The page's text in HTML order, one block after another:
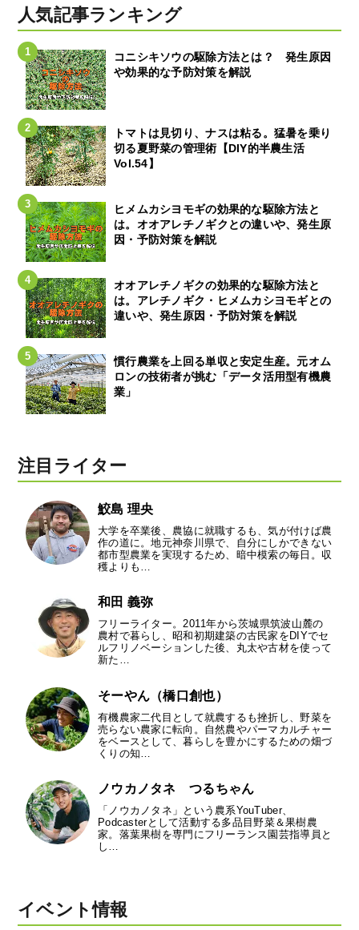
人気記事ランキング
コニシキソウの駆除方法とは？ 発生原因
や効果的な予防対策を解説
トマトは見切り、ナスは粘る。猛暑を乗り
切る夏野菜の管理術【DIY的半農生活
Vol.54】
ヒメムカシヨモギの効果的な駆除方法と
は。オオアレチノギクとの違いや、発生原
因・予防対策を解説
オオアレチノギクの効果的な駆除方法と
は。アレチノギク・ヒメムカシヨモギとの
違いや、発生原因・予防対策を解説
慣行農業を上回る単収と安定生産。元オム
ロンの技術者が挑む「データ活用型有機農
業」
注目ライター
鮫島 理央
大学を卒業後、農協に就職するも、気が付けば農
作の道に。地元神奈川県で、自分にしかできない
都市型農業を実現するため、暗中模索の毎日。収
穫よりも…
和田 義弥
フリーライター。2011年から茨城県筑波山麓の
農村で暮らし、昭和初期建築の古民家をDIYでセ
ルフリノベーションした後、丸太や古材を使って
新た…
そーやん（橋口創也）
有機農家二代目として就農するも挫折し、野菜を
売らない農家に転向。自然農やパーマカルチャー
をベースとして、暮らしを豊かにするための畑づ
くりの知…
ノウカノタネ つるちゃん
「ノウカノタネ」という農系YouTuber、
Podcasterとして活動する多品目野菜＆果樹農
家。落葉果樹を専門にフリーランス園芸指導員と
し…
イベント情報